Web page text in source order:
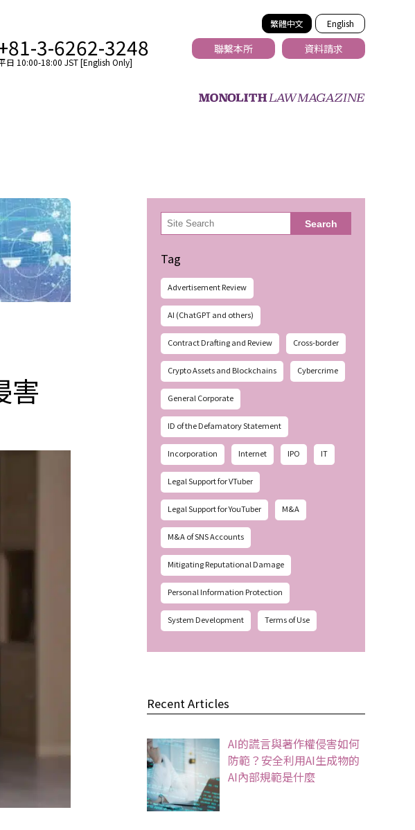
繁體中文 English
3-6262-3248
日 10:00-18:00 JST [English Only]
聯繫本所 資料請求
害
検
索 Search
Tag
Advertisement Review
AI (ChatGPT and others)
Contract Drafting and Review Cross-border
Crypto Assets and Blockchains Cybercrime
General Corporate
ID of the Defamatory Statement
Incorporation Internet IPO IT
Legal Support for VTuber
Legal Support for YouTuber M&A
M&A of SNS Accounts
Mitigating Reputational Damage
Personal Information Protection
System Development Terms of Use
Recent Articles
AI的謊言與著作權侵害如何
防範？安全利用AI生成物的
AI內部規範是什麼